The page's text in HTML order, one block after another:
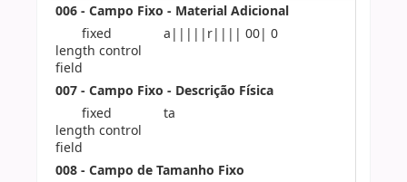
006 - Campo Fixo - Material Adicional
fixed
length control
field
a|||||r|||| 00| 0
007 - Campo Fixo - Descrição Física
fixed
length control
field
ta
008 - Campo de Tamanho Fixo